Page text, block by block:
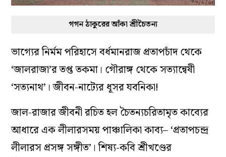
গগন ঠাকুরের আঁকা শ্রীচৈতন্য
ভাগ্যের নির্মম পরিহাসে বর্ধমানরাজ প্রতাপচাঁদ থেকে
‘জালরাজা’র তপ্ত তকমা। গৌরাঙ্গ থেকে সত্যান্বেষী
‘সত্যনাথ’। জীবন-নাট্যের ধূসর যবনিকা!
জাল-রাজার জীবনী রচিত হল চৈতন্যচরিতামৃত কাব্যের
আধারে এক লীলারসময় পাঞ্চালিকা কাব্য– ‘প্রতাপচন্দ্র
লীলারস প্রসঙ্গ সঙ্গীত’। শিষ্য-কবি শ্রীখণ্ডের